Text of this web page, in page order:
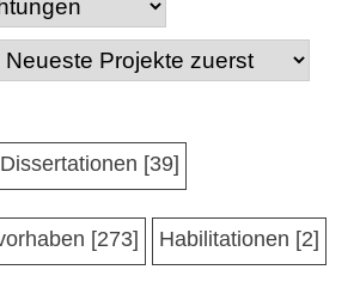
Dissertationen [39]
[273] Habilitationen [2]